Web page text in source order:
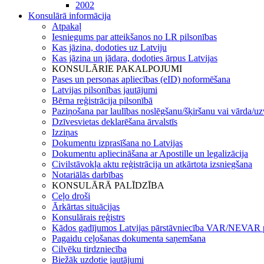
2002
Konsulārā informācija
Atpakaļ
Iesniegums par atteikšanos no LR pilsonības
Kas jāzina, dodoties uz Latviju
Kas jāzina un jādara, dodoties ārpus Latvijas
KONSULĀRIE PAKALPOJUMI
Pases un personas apliecības (eID) noformēšana
Latvijas pilsonības jautājumi
Bērna reģistrācija pilsonībā
Paziņošana par laulības noslēgšanu/šķiršanu vai vārda/
Dzīvesvietas deklarēšana ārvalstīs
Izziņas
Dokumentu izprasīšana no Latvijas
Dokumentu apliecināšana ar Apostille un legalizācija
Civilstāvokļa aktu reģistrācija un atkārtota izsniegšana
Notariālās darbības
KONSULĀRĀ PALĪDZĪBA
Ceļo droši
Ārkārtas situācijas
Konsulārais reģistrs
Kādos gadījumos Latvijas pārstāvniecība VAR/NEVAR
Pagaidu ceļošanas dokumenta saņemšana
Cilvēku tirdzniecība
Biežāk uzdotie jautājumi